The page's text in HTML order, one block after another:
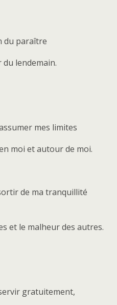
du paraître
du lendemain.
mes limites
moi et autour de moi.
de ma tranquillité
et le malheur des autres.
gratuitement,